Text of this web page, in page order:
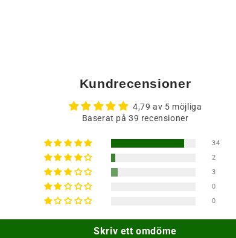
Kundrecensioner
4,79 av 5 möjliga
Baserat på 39 recensioner
34
2
3
0
0
Skriv ett omdöme